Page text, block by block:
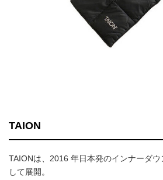
TAION
TAIONは、2016 年日本発のインナーダ
して展開。